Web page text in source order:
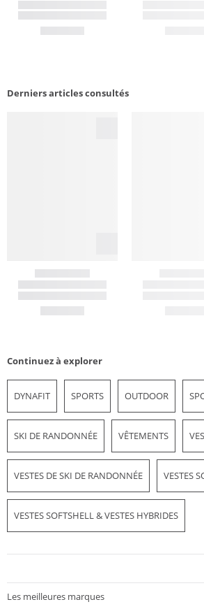
Derniers articles consultés
Continuez à explorer
DYNAFIT SPORTS OUTDOOR
SKI DE RANDONNÉE VÊTEMENTS
VESTES DE SKI DE RANDONNÉE VESTES
VESTES SOFTSHELL & VESTES HYBRIDES
Les meilleures marques